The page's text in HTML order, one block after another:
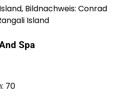
Bildnachweis: Conrad
Island
Spa
70